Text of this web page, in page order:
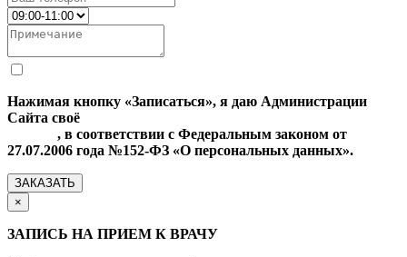
Нажимая кнопку «Записаться», я даю Администрации
Сайта своё
, в соответствии с Федеральным законом от
27.07.2006 года №152-ФЗ «О персональных данных».
ЗАКАЗАТЬ
×
ЗАПИСЬ НА ПРИЕМ К ВРАЧУ